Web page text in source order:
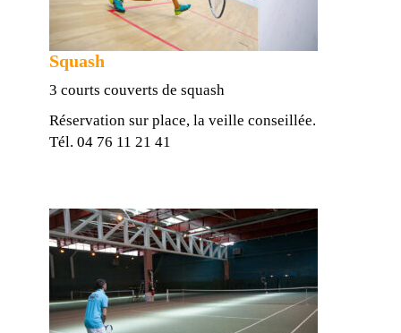
Squash
3 courts couverts de squash
Réservation sur place, la veille conseillée.
Tél. 04 76 11 21 41